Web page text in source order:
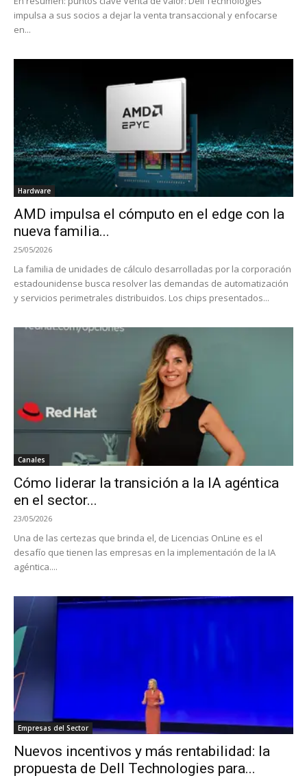
impulsa a sus socios a dejar la venta transaccional y enfocarse
en...
Hardware
AMD impulsa el cómputo en el edge con la
nueva familia...
25/05/2026
La familia de unidades de cálculo desarrolladas por la corporación
estadounidense busca resolver las demandas de automatización
y servicios perimetrales distribuidos. Los chips presentados...
Canales
Cómo liderar la transición a la IA agéntica
en el sector...
23/05/2026
Una de las certezas que brinda el, de Licencias OnLine es el
desafío que tienen las empresas en la implementación de la IA
agéntica....
Empresas del Sector
Nuevos incentivos y más rentabilidad: la
propuesta de Dell Technologies para...